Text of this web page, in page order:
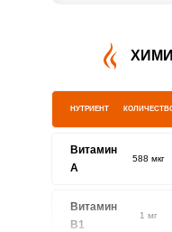
НУТРИЕНТ
Витамин
A
588 мкг
Витамин
В1
1 мг